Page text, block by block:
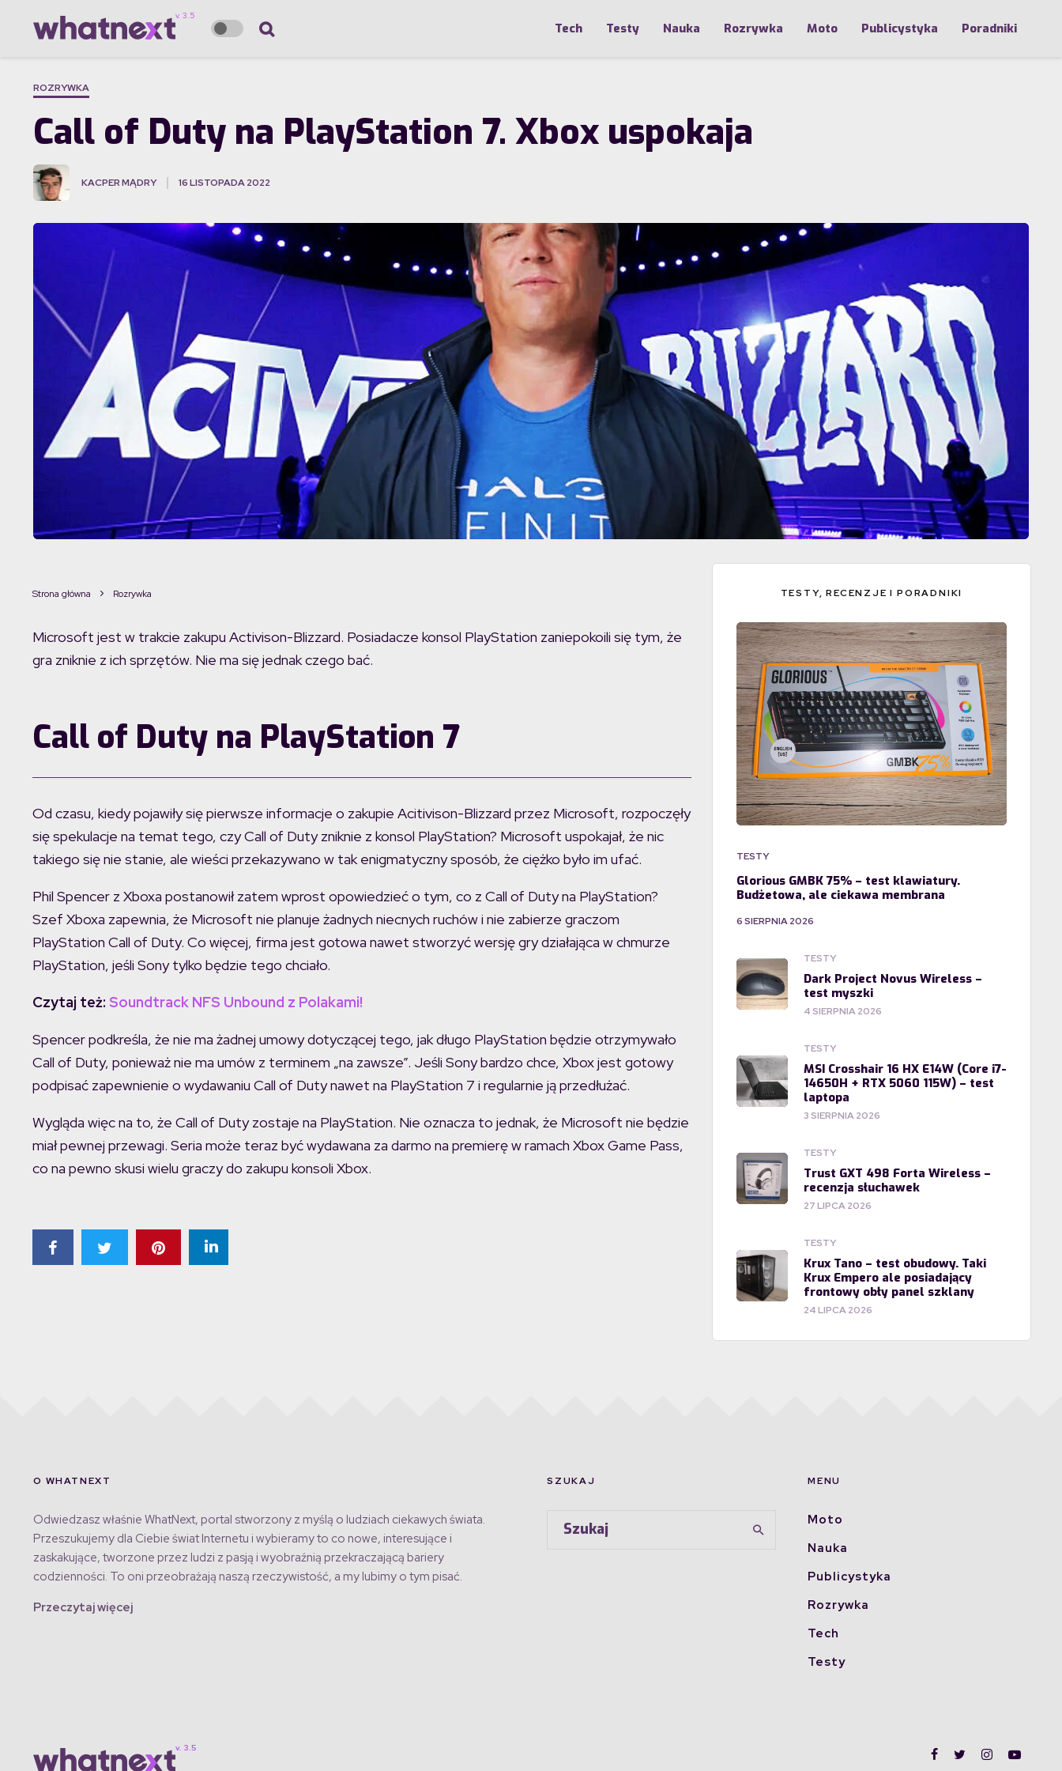
Tech Testy Nauka Rozrywka Moto Publicystyka Poradniki
ROZRYWKA
Call of Duty na PlayStation 7. Xbox uspokaja
KACPER MĄDRY 16 LISTOPADA 2022
Strona główna Rozrywka
Microsoft jest w trakcie zakupu Activison-Blizzard. Posiadacze konsol PlayStation zaniepokoili się tym, że
gra zniknie z ich sprzętów. Nie ma się jednak czego bać.
Call of Duty na PlayStation 7
Od czasu, kiedy pojawiły się pierwsze informacje o zakupie Acitivison-Blizzard przez Microsoft, rozpoczęły
się spekulacje na temat tego, czy Call of Duty zniknie z konsol PlayStation? Microsoft uspokajał, że nic
takiego się nie stanie, ale wieści przekazywano w tak enigmatyczny sposób, że ciężko było im ufać.
Phil Spencer z Xboxa postanowił zatem wprost opowiedzieć o tym, co z Call of Duty na PlayStation?
Szef Xboxa zapewnia, że Microsoft nie planuje żadnych niecnych ruchów i nie zabierze graczom
PlayStation Call of Duty. Co więcej, firma jest gotowa nawet stworzyć wersję gry działająca w chmurze
PlayStation, jeśli Sony tylko będzie tego chciało.
Czytaj też: Soundtrack NFS Unbound z Polakami!
Spencer podkreśla, że nie ma żadnej umowy dotyczącej tego, jak długo PlayStation będzie otrzymywało
Call of Duty, ponieważ nie ma umów z terminem „na zawsze”. Jeśli Sony bardzo chce, Xbox jest gotowy
podpisać zapewnienie o wydawaniu Call of Duty nawet na PlayStation 7 i regularnie ją przedłużać.
Wygląda więc na to, że Call of Duty zostaje na PlayStation. Nie oznacza to jednak, że Microsoft nie będzie
miał pewnej przewagi. Seria może teraz być wydawana za darmo na premierę w ramach Xbox Game Pass,
co na pewno skusi wielu graczy do zakupu konsoli Xbox.
TESTY, RECENZJE I PORADNIKI
TESTY
Glorious GMBK 75% – test klawiatury.
Budżetowa, ale ciekawa membrana
6 SIERPNIA 2026
TESTY
Dark Project Novus Wireless –
test myszki
4 SIERPNIA 2026
TESTY
MSI Crosshair 16 HX E14W (Core i7-
14650H + RTX 5060 115W) – test
laptopa
3 SIERPNIA 2026
TESTY
Trust GXT 498 Forta Wireless –
recenzja słuchawek
27 LIPCA 2026
TESTY
Krux Tano – test obudowy. Taki
Krux Empero ale posiadający
frontowy obły panel szklany
24 LIPCA 2026
O WHATNEXT
Odwiedzasz właśnie WhatNext, portal stworzony z myślą o ludziach ciekawych świata.
Przeszukujemy dla Ciebie świat Internetu i wybieramy to co nowe, interesujące i
zaskakujące, tworzone przez ludzi z pasją i wyobraźnią przekraczającą bariery
codzienności. To oni przeobrażają naszą rzeczywistość, a my lubimy o tym pisać.
Przeczytaj więcej
SZUKAJ MENU
Moto
Nauka
Publicystyka
Rozrywka
Tech
Testy